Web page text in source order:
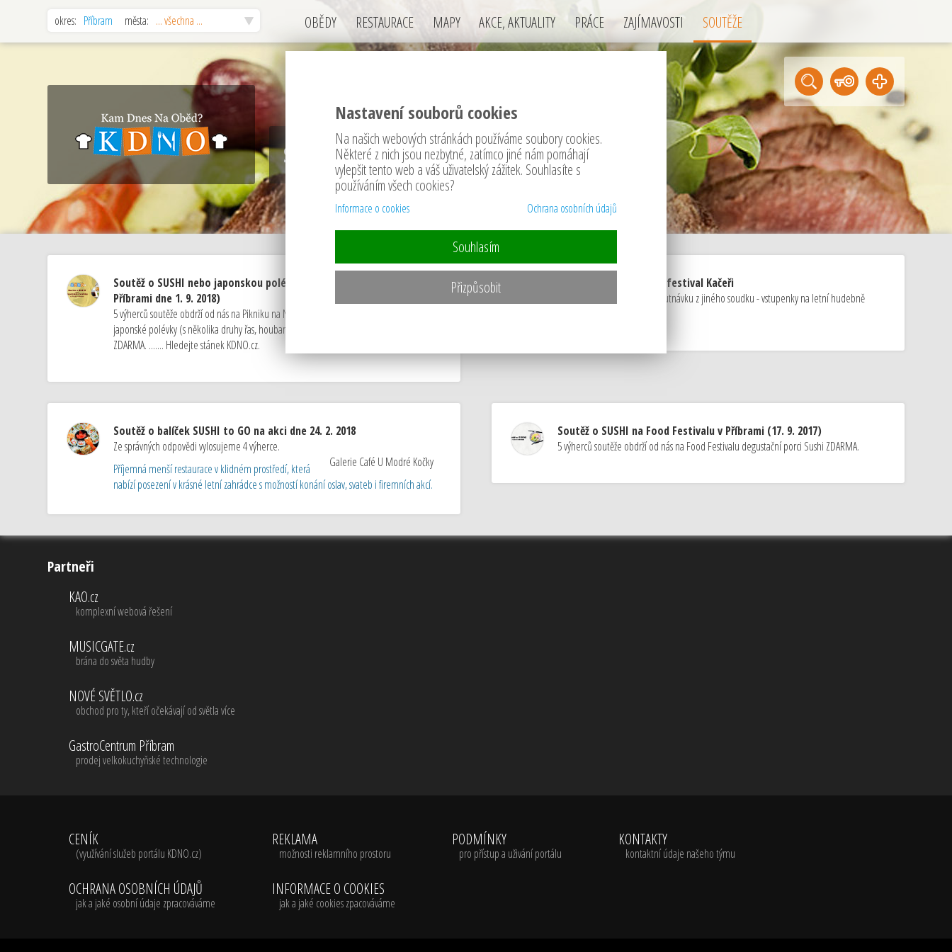
okres: Příbram města: ... všechna ... OBĚDY RESTAURACE MAPY AKCE, AKTUALITY PRÁCE ZAJÍMAVOSTI SOUTĚŽE
Soutěže
Soutěž o SUSHI nebo japonskou polévku na Pikniku na Nováku (v
Příbrami dne 1. 9. 2018)
5 výherců soutěže obdrží od nás na Pikniku na Nováku degustační porci Sushi nebo
japonské polévky (s několika druhy řas, houbami Shiitake a pohankovými nudlemi)
ZDARMA. ....... Hledejte stánek KDNO.cz.
Soutěž o vstupenky na festival Kačeři
Tentokrát pro Vás máme ochutnávku z jiného soudku - vstupenky na letní hudebně
Soutěž o balíček SUSHI to GO na akci dne 24. 2. 2018
Ze správných odpovědi vylosujeme 4 výherce.
Galerie Café U Modré Kočky
Příjemná menší restaurace v klidném prostředí, která
nabízí posezení v krásné letní zahrádce s možností konání oslav, svateb i firemních akcí.
Soutěž o SUSHI na Food Festivalu v Příbrami (17. 9. 2017)
5 výherců soutěže obdrží od nás na Food Festivalu degustační porci Sushi ZDARMA.
Partneři
KAO.cz
komplexní webová řešení
MUSICGATE.cz
brána do světa hudby
NOVÉ SVĚTLO.cz
obchod pro ty, kteří očekávají od světla více
GastroCentrum Příbram
prodej velkokuchyňské technologie
CENÍK
(využívání služeb portálu KDNO.cz)
OCHRANA OSOBNÍCH ÚDAJŮ
jak a jaké osobní údaje zpracováváme
REKLAMA
možnosti reklamního prostoru
INFORMACE O COOKIES
jak a jaké cookies zpacováváme
PODMÍNKY
pro přístup a uživání portálu
KONTAKTY
kontaktní údaje našeho týmu
Nastavení souborů cookies
Na našich webových stránkách používáme soubory cookies.
Některé z nich jsou nezbytné, zatímco jiné nám pomáhají
vylepšit tento web a váš uživatelský zážitek. Souhlasíte s
používáním všech cookies?
Informace o cookies Ochrana osobních údajů
Souhlasím
Přizpůsobit